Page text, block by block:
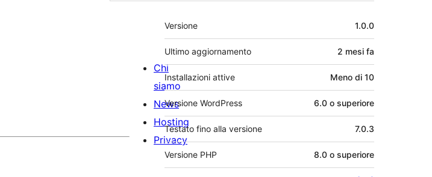
Meta
Versione 1.0.0
Ultimo aggiornamento 2 mesi fa
Installazioni attive Meno di 10
Versione WordPress 6.0 o superiore
Testato fino alla versione 7.0.3
Versione PHP 8.0 o superiore
Chi
siamo
News
Hosting
Privacy